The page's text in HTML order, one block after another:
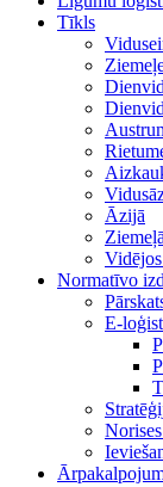
Tīkls
Āzijā
Normatīvo
E-